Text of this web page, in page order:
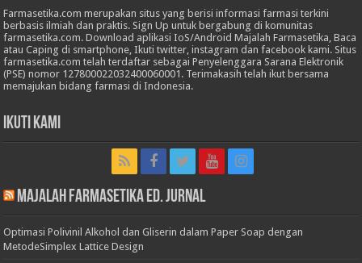
Farmasetika.com merupakan situs yang berisi informasi farmasi terkini
berbasis ilmiah dan praktis. Sign Up untuk bergabung di komunitas
farmasetika.com. Download aplikasi IoS/Android Majalah Farmasetika, Baca
atau Caping di smartphone, Ikuti twitter, instagram dan facebook kami. Situs
farmasetika.com telah terdaftar sebagai Penyelenggara Sarana Elektronik
(PSE) nomor 127800022032400060001. Terimakasih telah ikut bersama
memajukan bidang farmasi di Indonesia.
Ikuti Kami
Majalah Farmasetika Ed. Jurnal
Optimasi Polivinil Alkohol dan Gliserin dalam Paper Soap dengan
MetodeSimplex Lattice Design